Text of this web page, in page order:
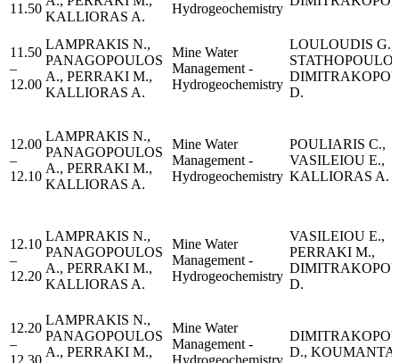
11.50
KALLIORAS A.
Hydrogeochemistry
11.50
–
12.00
LAMPRAKIS N.,
PANAGOPOULOS
A., PERRAKI M.,
KALLIORAS A.
Μine Water
Management -
Hydrogeochemistry
LOULOUDIS G.,
D.
12.00
–
12.10
LAMPRAKIS N.,
PANAGOPOULOS
A., PERRAKI M.,
KALLIORAS A.
Μine Water
Management -
Hydrogeochemistry
POULIARIS C.,
VASILEIOU E.,
KALLIORAS A.
12.10
–
12.20
LAMPRAKIS N.,
PANAGOPOULOS
A., PERRAKI M.,
KALLIORAS A.
Μine Water
Management -
Hydrogeochemistry
VASILEIOU E.,
PERRAKI M.,
D.
12.20
–
12.30
LAMPRAKIS N.,
PANAGOPOULOS
A., PERRAKI M.,
Μine Water
Management -
Hydrogeochemistry
D.,